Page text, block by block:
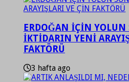
ERDOĞAN İÇİN
İKTİDARIN YENİ
FAKTÖRÜ
3 hafta ago